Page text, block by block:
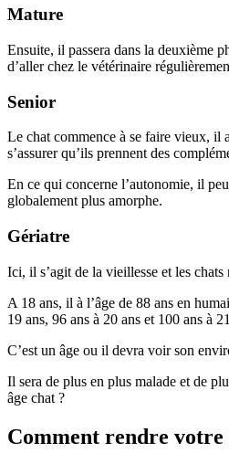
Mature
Ensuite, il passera dans la deuxième
d’aller chez le vétérinaire
Senior
Le chat commence à se faire vieux, il
s’assurer qu’ils prennent des
En ce qui concerne l’autonomie, il
globalement plus amorphe.
Gériatre
Ici, il s’agit de la vieillesse et les
A 18 ans, il à l’âge de 88 ans en
19 ans, 96 ans à 20 ans et 100 ans à
C’est un âge ou il devra voir son
Il sera de plus en plus malade et de
âge chat ?
Comment rendre votre